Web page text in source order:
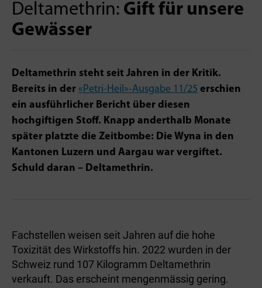
Deltamethrin: Gift für unsere
Gewässer
Deltamethrin steht seit Jahren in der Kritik.
Bereits in der «Petri-Heil»-Ausgabe 11/25 erschien
ein ausführlicher Bericht über diesen
hochgiftigen Stoff. Knapp anderthalb Monate
später platzte die Zeitbombe: Die Wyna in den
Kantonen Luzern und Aargau war vergiftet.
Schuld daran – Deltamethrin.
Fachstellen weisen seit Jahren auf die hohe
Toxizität des Wirkstoffs hin. 2022 wurden in der
Schweiz rund 107 Kilogramm Deltamethrin
verkauft. Das erscheint mengenmässig gering.